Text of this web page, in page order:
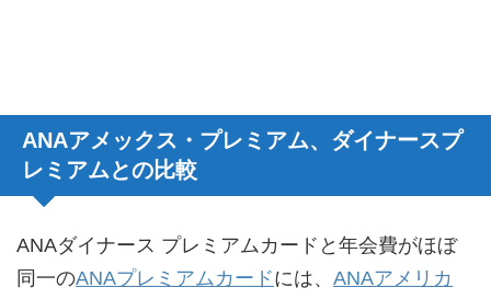
ANAアメックス・プレミアム、ダイナースプ
レミアムとの比較
ANAダイナース プレミアムカードと年会費がほぼ
同一のANAプレミアムカードには、 ANAアメリカ